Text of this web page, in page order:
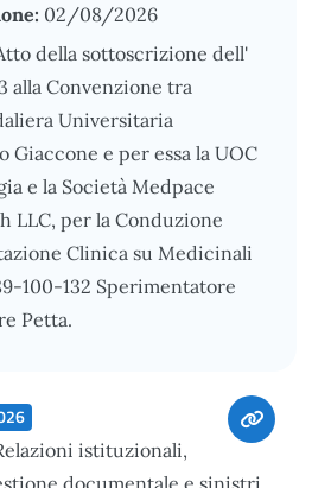
02/08/2026
della sottoscrizione dell'
alla Convenzione tra
Universitaria
Giaccone e per essa la UOC
e la Società Medpace
LLC, per la Conduzione
Clinica su Medicinali
100-132 Sperimentatore
Petta.
istituzionali,
documentale e sinistri